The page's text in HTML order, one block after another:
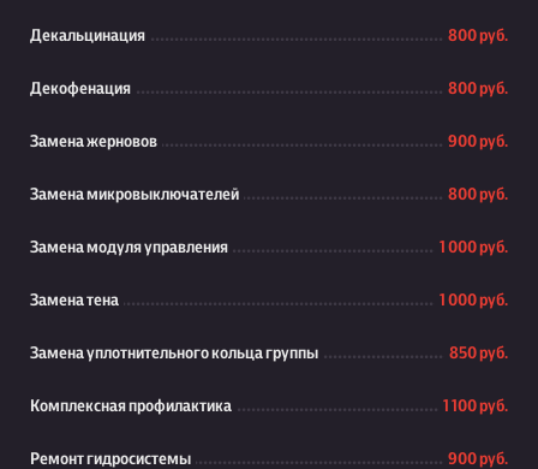
Декальцинация 800 руб.
Декофенация 800 руб.
Замена жерновов 900 руб.
Замена микровыключателей 800 руб.
Замена модуля управления 1 000 руб.
Замена тена 1 000 руб.
Замена уплотнительного кольца группы 850 руб.
Комплексная профилактика 1 100 руб.
Ремонт гидросистемы 900 руб.